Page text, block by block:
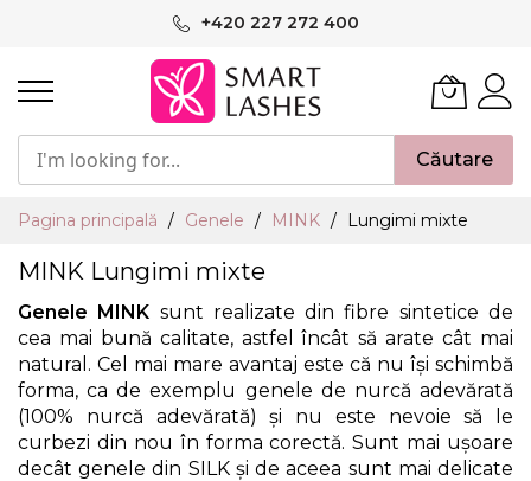
+420 227 272 400
Căutare
Pagina principală Genele MINK Lungimi mixte
MINK Lungimi mixte
Genele MINK sunt realizate din fibre sintetice de
cea mai bună calitate, astfel încât să arate cât mai
natural. Cel mai mare avantaj este că nu își schimbă
forma, ca de exemplu genele de nurcă adevărată
(100% nurcă adevărată) și nu este nevoie să le
curbezi din nou în forma corectă. Sunt mai ușoare
decât genele din SILK și de aceea sunt mai delicate